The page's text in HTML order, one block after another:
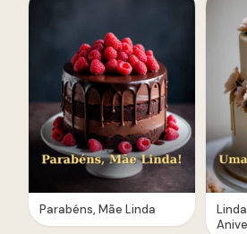
Parabéns, Mãe Linda